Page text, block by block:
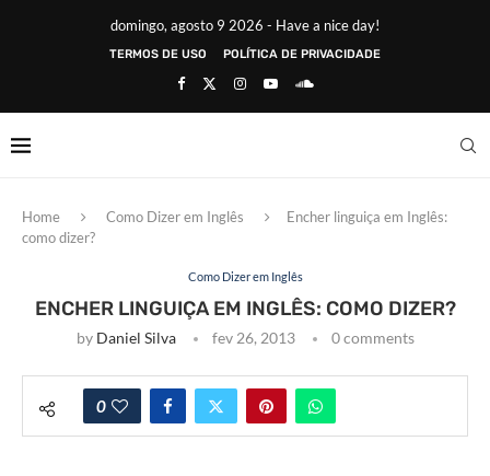
domingo, agosto 9 2026 - Have a nice day!
TERMOS DE USO POLÍTICA DE PRIVACIDADE
Home Como Dizer em Inglês
Encher linguiça em Inglês:
como dizer?
Como Dizer em Inglês
ENCHER LINGUIÇA EM INGLÊS: COMO DIZER?
by Daniel Silva fev 26, 2013 0 comments
0